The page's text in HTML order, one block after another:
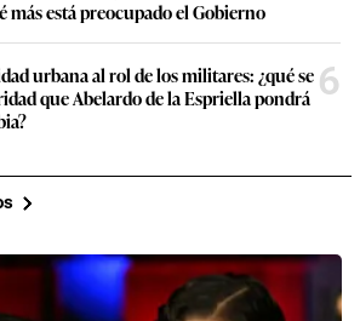
más está preocupado el Gobierno
urbana al rol de los militares: ¿qué se
que Abelardo de la Espriella pondrá 6